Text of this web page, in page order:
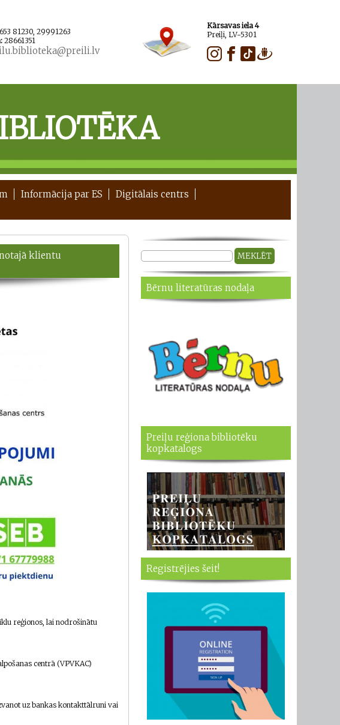
653 81230, 29991263
28661351
Kārsavas iela 4
Preiļi, LV-5301
Informācija par ES
Digitālais centrs
klientu
reģionos, lai nodrošinātu
centrā (VPVKAC)
uz bankas kontakttālruni vai
Bērnu literatūras nodaļa
Preiļu reģiona bibliotēku
kopkatalogs
Registrējies šeit!